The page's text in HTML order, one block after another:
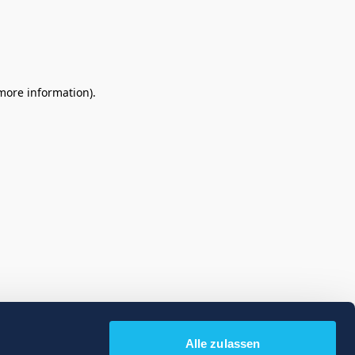
Alle zulassen
information).